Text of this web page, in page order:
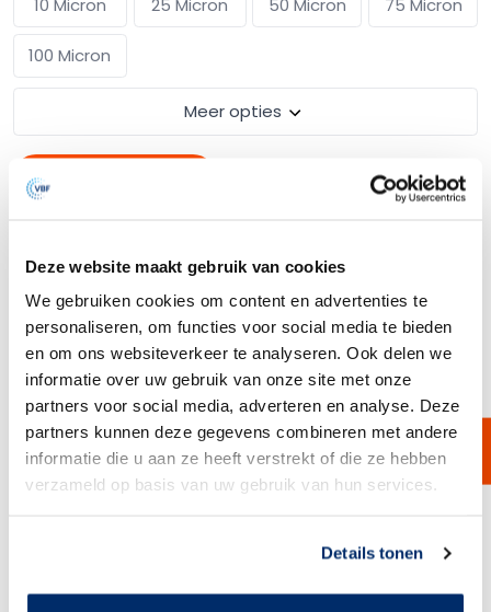
Deze website maakt gebruik van cookies
We gebruiken cookies om content en advertenties te
personaliseren, om functies voor social media te bieden
en om ons websiteverkeer te analyseren. Ook delen we
informatie over uw gebruik van onze site met onze
partners voor social media, adverteren en analyse. Deze
partners kunnen deze gegevens combineren met andere
informatie die u aan ze heeft verstrekt of die ze hebben
verzameld op basis van uw gebruik van hun services.
Details tonen
10 Micron 25 Micron 50 Micron 75 Micron
100 Micron
Meer opties
Bereken filterzakken
Omschrijving
Van Borselen Polyester Filterzakken worden geproduceerd uit 100%
zuivere vezels. De Polyester filterzakken hebben een gelaste naad,
waardoor de mogelijkheid van vloeistofbypass door naaldgaten
wordt uitgesloten. De Polyester filterzak is verkrijgbaar in een bereik 0,5
tot 200 micron. Al onze filterzakken worden vervaardigd volgens ISO
9001 kwaliteitsnormen en onder siliconenvrije en voedselveilige
omstandigheden. De Van Borselen filter zak is te verkrijgen in 4
standaard maten en kunnen desgewenst op maat worden
Lenght (inch/mm) - 17''/430mm